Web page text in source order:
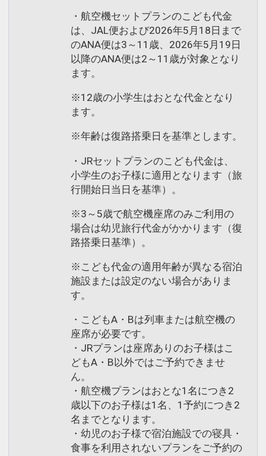
・航空機セットプランのこども代金
は、JAL便および2026年5月18日まで
のANA便は3～11歳、2026年5月19日
以降のANA便は2～11歳が対象となり
ます。
※12歳の小学生はおとな代金となり
ます。
※年齢は復路搭乗日を基準とします。
・JRセットプランのこども代金は、
小学生のお子様に適用となります（旅
行開始日当日を基準）。
※3～5歳で航空機座席のみご利用の
場合は幼児旅行代金がかかります（復
路搭乗日基準）。
※こども代金の適用年齢が異なる宿泊
施設または設定のない場合がありま
す。
・こどもA・Bは列車または航空機の
座席が必要です。
・JRプランは座席ありのお子様はこ
どもA・B以外ではご予約できませ
ん。
・航空機プランはおとな1名につき2
歳以下のお子様は1名、1予約につき2
名までとなります。
・幼児のお子様で宿泊施設での寝具・
食事を利用されないプランをご予約の